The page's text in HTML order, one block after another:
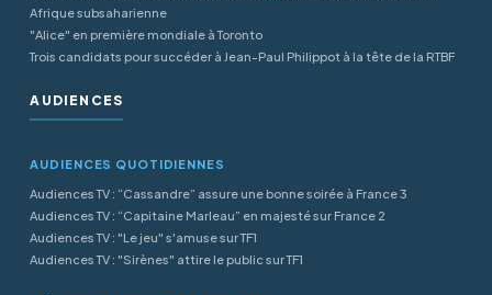
Afrique subsaharienne
"Alice" en première mondiale à Toronto
Trois candidats pour succéder à Jean-Paul Philippot à la tête de la RTBF
AUDIENCES
AUDIENCES QUOTIDIENNES
Audiences TV : “Cassandre” assure une bonne soirée à France 3
Audiences TV : “Capitaine Marleau” en majesté sur France 2
Audiences TV : "Le jeu" s'amuse sur TF1
Audiences TV : "Sirènes" attire le public sur TF1